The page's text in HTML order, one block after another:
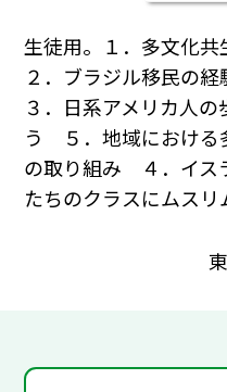
生徒用。１．多文化
２．ブラジル移民の
３．日系アメリカ人
う ５．地域における
の取り組み ４．イス
たちのクラスにムス